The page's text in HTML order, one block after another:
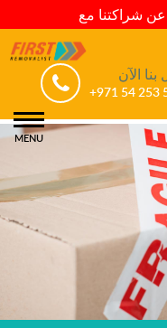
الآن
+971 54 253
MENU